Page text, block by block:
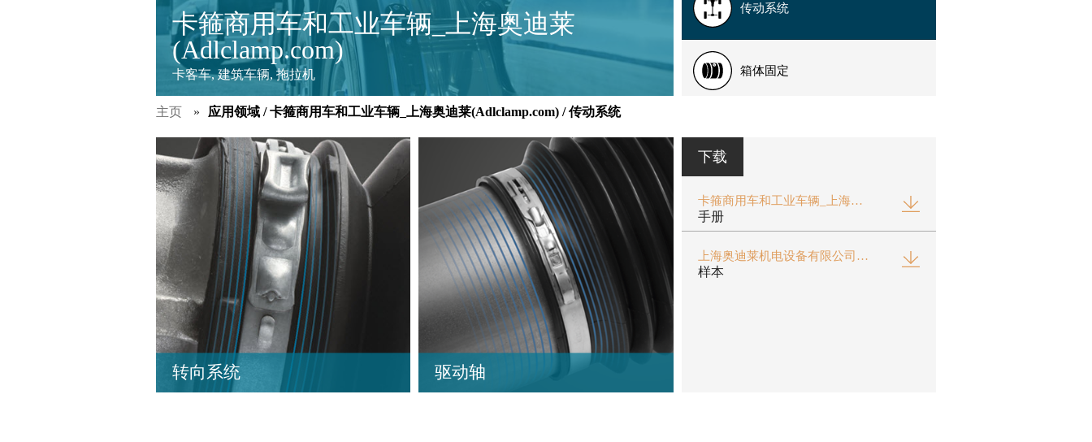
卡箍商用车和工业车辆_上海奥迪莱
(Adlclamp.com)
卡客车, 建筑车辆, 拖拉机
传动系统
箱体固定
主页 应用领域 / 卡箍商用车和工业车辆_上海奥迪莱(Adlclamp.com) / 传动系统
转向系统 驱动轴
下载
卡箍商用车和工业车辆_上海奥迪莱(Adlclamp.com)的连接方案
手册
上海奥迪莱机电设备有限公司产品目录
样本